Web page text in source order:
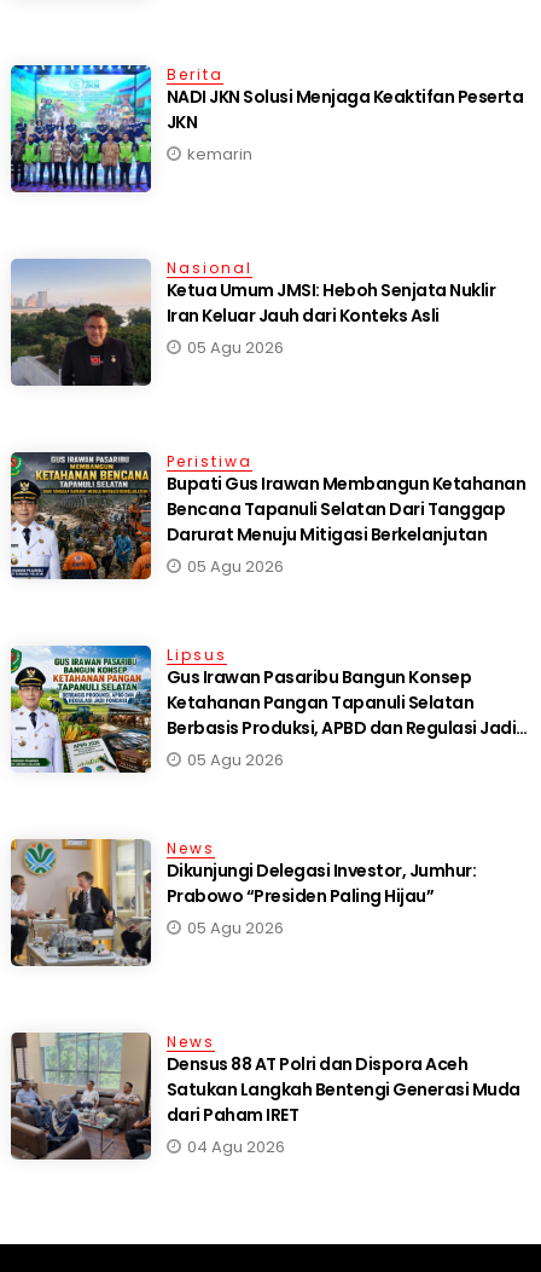
Berita
NADI JKN Solusi Menjaga Keaktifan Peserta
JKN
kemarin
Nasional
Ketua Umum JMSI: Heboh Senjata Nuklir
Iran Keluar Jauh dari Konteks Asli
05 Agu 2026
Peristiwa
Bupati Gus Irawan Membangun Ketahanan
Bencana Tapanuli Selatan Dari Tanggap
Darurat Menuju Mitigasi Berkelanjutan
05 Agu 2026
Lipsus
Gus Irawan Pasaribu Bangun Konsep
Ketahanan Pangan Tapanuli Selatan
Berbasis Produksi, APBD dan Regulasi Jadi
Fondasi
05 Agu 2026
News
Dikunjungi Delegasi Investor, Jumhur:
Prabowo “Presiden Paling Hijau”
05 Agu 2026
News
Densus 88 AT Polri dan Dispora Aceh
Satukan Langkah Bentengi Generasi Muda
dari Paham IRET
04 Agu 2026